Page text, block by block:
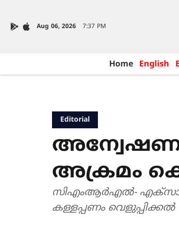
Aug 06, 2026 7:37 PM
Home English
Editorial
അക്രമം
സിഎംആർഎൽ-
കള്ളപ്പണം